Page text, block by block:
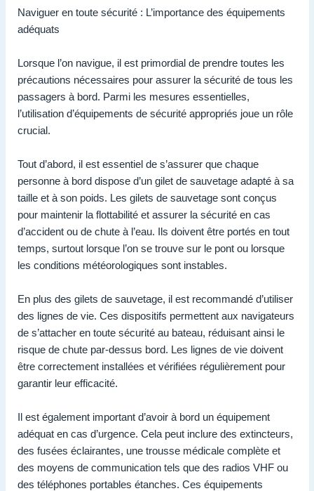
Naviguer en toute sécurité : L’importance des équipements
adéquats
Lorsque l’on navigue, il est primordial de prendre toutes les
précautions nécessaires pour assurer la sécurité de tous les
passagers à bord. Parmi les mesures essentielles,
l’utilisation d’équipements de sécurité appropriés joue un rôle
crucial.
Tout d’abord, il est essentiel de s’assurer que chaque
personne à bord dispose d’un gilet de sauvetage adapté à sa
taille et à son poids. Les gilets de sauvetage sont conçus
pour maintenir la flottabilité et assurer la sécurité en cas
d’accident ou de chute à l’eau. Ils doivent être portés en tout
temps, surtout lorsque l’on se trouve sur le pont ou lorsque
les conditions météorologiques sont instables.
En plus des gilets de sauvetage, il est recommandé d’utiliser
des lignes de vie. Ces dispositifs permettent aux navigateurs
de s’attacher en toute sécurité au bateau, réduisant ainsi le
risque de chute par-dessus bord. Les lignes de vie doivent
être correctement installées et vérifiées régulièrement pour
garantir leur efficacité.
Il est également important d’avoir à bord un équipement
adéquat en cas d’urgence. Cela peut inclure des extincteurs,
des fusées éclairantes, une trousse médicale complète et
des moyens de communication tels que des radios VHF ou
des téléphones portables étanches. Ces équipements